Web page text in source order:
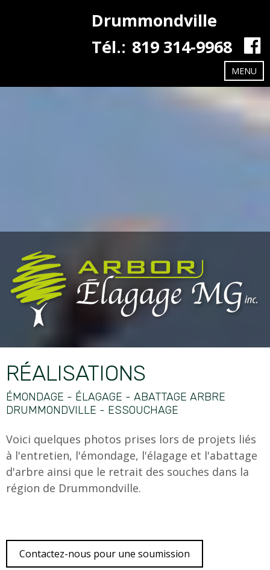
Drummondville
Tél.: 819 314-9968
MENU
RÉALISATIONS
ÉMONDAGE - ÉLAGAGE - ABATTAGE ARBRE
DRUMMONDVILLE - ESSOUCHAGE
Voici quelques photos prises lors de projets liés
à l'entretien, l'émondage, l'élagage et l'abattage
d'arbre ainsi que le retrait des souches dans la
région de Drummondville.
Contactez-nous pour une soumission